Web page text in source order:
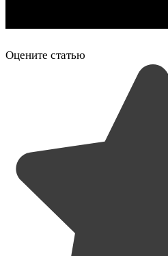
Оцените статью